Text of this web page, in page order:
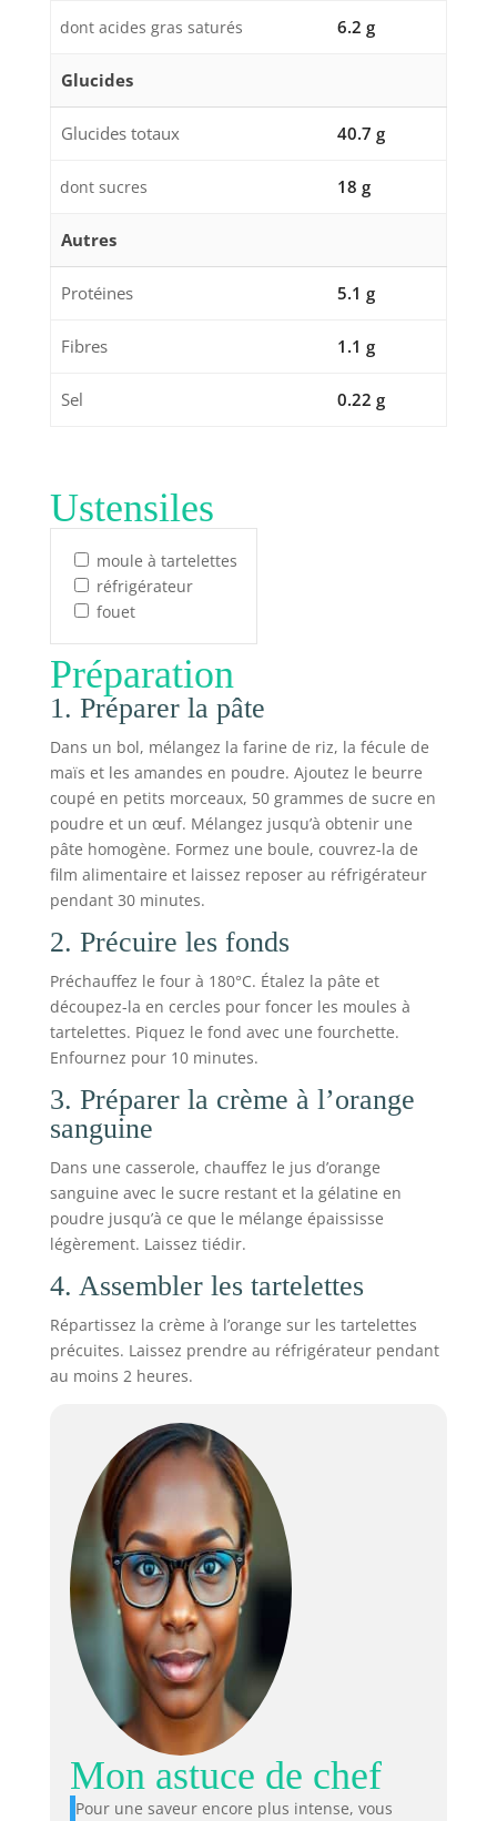
dont acides gras saturés 6.2 g
Glucides
Glucides totaux 40.7 g
dont sucres 18 g
Autres
Protéines 5.1 g
Fibres 1.1 g
Sel 0.22 g
Ustensiles
moule à tartelettes
réfrigérateur
fouet
Préparation
1. Préparer la pâte
Dans un bol, mélangez la farine de riz, la fécule de
maïs et les amandes en poudre. Ajoutez le beurre
coupé en petits morceaux, 50 grammes de sucre en
poudre et un œuf. Mélangez jusqu’à obtenir une
pâte homogène. Formez une boule, couvrez-la de
film alimentaire et laissez reposer au réfrigérateur
pendant 30 minutes.
2. Précuire les fonds
Préchauffez le four à 180°C. Étalez la pâte et
découpez-la en cercles pour foncer les moules à
tartelettes. Piquez le fond avec une fourchette.
Enfournez pour 10 minutes.
3. Préparer la crème à l’orange
sanguine
Dans une casserole, chauffez le jus d’orange
sanguine avec le sucre restant et la gélatine en
poudre jusqu’à ce que le mélange épaississe
légèrement. Laissez tiédir.
4. Assembler les tartelettes
Répartissez la crème à l’orange sur les tartelettes
précuites. Laissez prendre au réfrigérateur pendant
au moins 2 heures.
Mon astuce de chef
Pour une saveur encore plus intense, vous